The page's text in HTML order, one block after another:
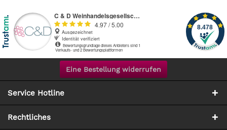
Eine Bestellung widerrufen
Service Hotline
Rechtliches